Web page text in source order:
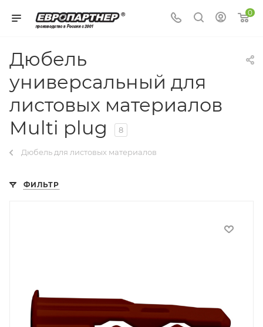
0
Дюбель
универсальный для
листовых материалов
Multi plug
8
Дюбель для листовых материалов
ФИЛЬТР